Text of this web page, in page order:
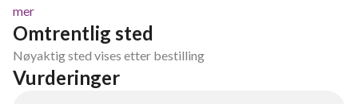
mer
Omtrentlig sted
Nøyaktig sted vises etter bestilling
Vurderinger